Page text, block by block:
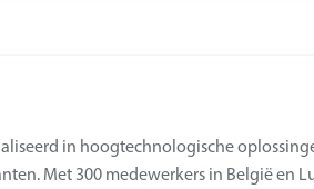
in hoogtechnologische
Met 300 medewerkers in België en